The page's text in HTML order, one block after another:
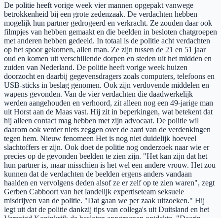
De politie heeft vorige week vier mannen opgepakt vanwege
betrokkenheid bij een grote zedenzaak. De verdachten hebben
mogelijk hun partner gedrogeerd en verkracht. Ze zouden daar ook
filmpjes van hebben gemaakt en die beelden in besloten chatgroepen
met anderen hebben gedeeld. In totaal is de politie acht verdachten
op het spoor gekomen, allen man. Ze zijn tussen de 21 en 51 jaar
oud en komen uit verschillende dorpen en steden uit het midden en
zuiden van Nederland. De politie heeft vorige week huizen
doorzocht en daarbij gegevensdragers zoals computers, telefoons en
USB-sticks in beslag genomen. Ook zijn verdovende middelen en
wapens gevonden. Van de vier verdachten die daadwerkelijk
werden aangehouden en verhoord, zit alleen nog een 49-jarige man
uit Horst aan de Maas vast. Hij zit in beperkingen, wat betekent dat
hij alleen contact mag hebben met zijn advocaat. De politie wil
daarom ook verder niets zeggen over de aard van de verdenkingen
tegen hem. Nieuw fenomeen Het is nog niet duidelijk hoeveel
slachtoffers er zijn. Ook doet de politie nog onderzoek naar wie er
precies op de gevonden beelden te zien zijn. "Het kan zijn dat het
hun partner is, maar misschien is het wel een andere vrouw. Het zou
kunnen dat de verdachten de beelden ergens anders vandaan
haalden en vervolgens deden alsof ze er zelf op te zien waren", zegt
Gerben Cabboort van het landelijk expertiseteam seksuele
misdrijven van de politie. "Dat gaan we per zaak uitzoeken." Hij
legt uit dat de politie dankzij tips van collega's uit Duitsland en het